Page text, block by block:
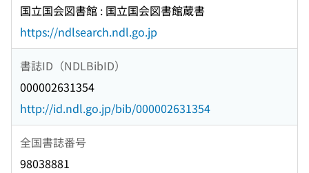
国立国会図書館 : 国立国会図書館蔵書
https://ndlsearch.ndl.go.jp
書誌ID（NDLBibID）
000002631354
http://id.ndl.go.jp/bib/000002631354
全国書誌番号
98038881